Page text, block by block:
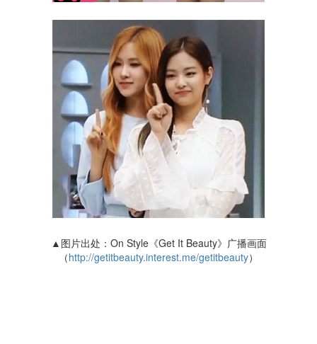
▲图片出处：On Style《Get It Beauty》广播画面
（http://getitbeauty.interest.me/getitbeauty）